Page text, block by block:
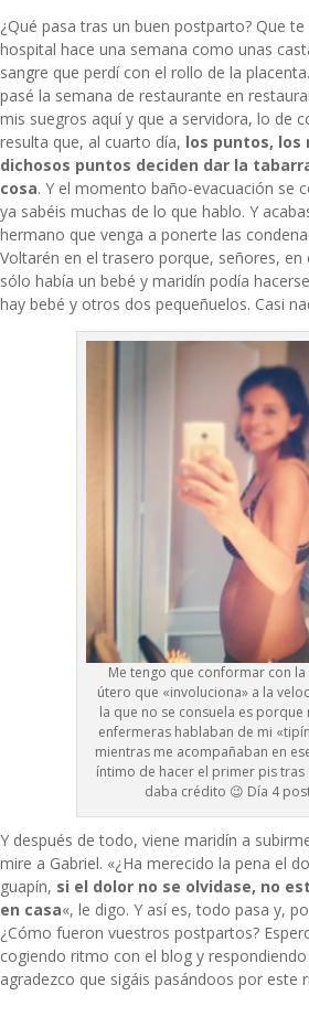
¿Qué pasa tras un buen postparto? Que
hospital hace una semana como unas
sangre que perdí con el rollo de la
pasé la semana de restaurante en
mis suegros aquí y que a servidora, lo de
resulta que, al cuarto día, los puntos, los
dichosos puntos deciden dar la
cosa. Y el momento baño-evacuación se
ya sabéis muchas de lo que hablo. Y
hermano que venga a ponerte las
Voltarén en el trasero porque, señores,
sólo había un bebé y maridín podía
hay bebé y otros dos pequeñuelos. Casi
Me tengo que conformar con la
útero que «involuciona» a la
la que no se consuela es porque
enfermeras hablaban de mi
mientras me acompañaban en
íntimo de hacer el primer pis
daba crédito 😉 Día 4
Y después de todo, viene maridín a
mire a Gabriel. «¿Ha merecido la pena el
guapín, si el dolor no se olvidase, no
en casa«, le digo. Y así es, todo pasa y,
¿Cómo fueron vuestros postpartos?
cogiendo ritmo con el blog y
agradezco que sigáis pasándoos por este